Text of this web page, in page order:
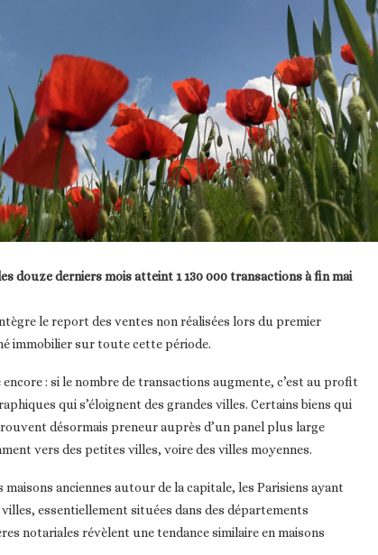
douze derniers mois atteint 1 130 000 transactions à fin mai
le report des ventes non réalisées lors du premier
immobilier sur toute cette période.
: si le nombre de transactions augmente, c’est au profit
qui s’éloignent des grandes villes. Certains biens qui
désormais preneur auprès d’un panel plus large
vers des petites villes, voire des villes moyennes.
anciennes autour de la capitale, les Parisiens ayant
essentiellement situées dans des départements
notariales révèlent une tendance similaire en maisons